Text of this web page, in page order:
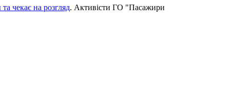
чекає на розгляд. Активісти ГО "Пасажири